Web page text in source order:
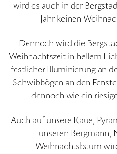
wird es auch in der
Jahr keinen
Dennoch wird die
Weihnachtszeit in hellem
festlicher Illuminierung an
Schwibbögen an den
dennoch wie ein
Auch auf unsere Kaue,
unseren Bergmann,
Weihnachtsbaum